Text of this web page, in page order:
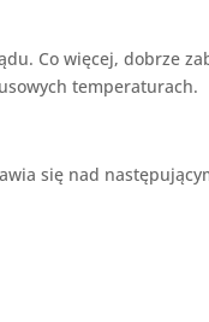
Co więcej, dobrze
temperaturach.
się nad